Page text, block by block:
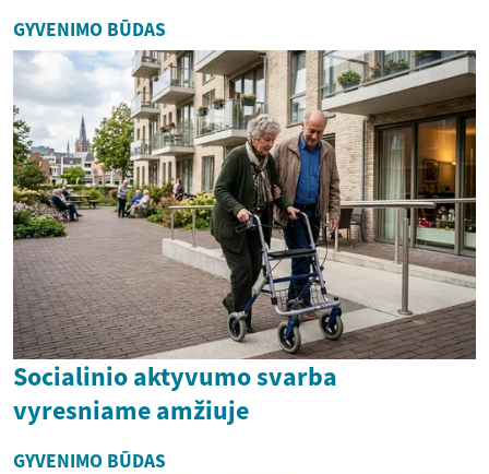
GYVENIMO BŪDAS
Socialinio aktyvumo svarba
vyresniame amžiuje
GYVENIMO BŪDAS